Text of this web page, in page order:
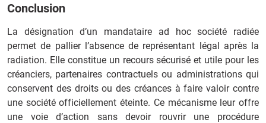
Conclusion
La désignation d’un mandataire ad hoc société radiée
permet de pallier l’absence de représentant légal après la
radiation. Elle constitue un recours sécurisé et utile pour les
créanciers, partenaires contractuels ou administrations qui
conservent des droits ou des créances à faire valoir contre
une société officiellement éteinte. Ce mécanisme leur offre
une voie d’action sans devoir rouvrir une procédure